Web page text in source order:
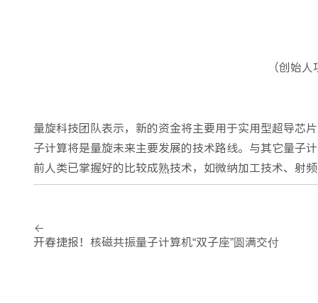
（创始
量旋科技团队表示，新的资金将主要用于实用型超导芯
子计算将是量旋未来主要发展的技术路线。与其它量子
前人类已掌握好的比较成熟技术，如微纳加工技术、射
开春捷报！核磁共振量子计算机“双子座”圆满交付